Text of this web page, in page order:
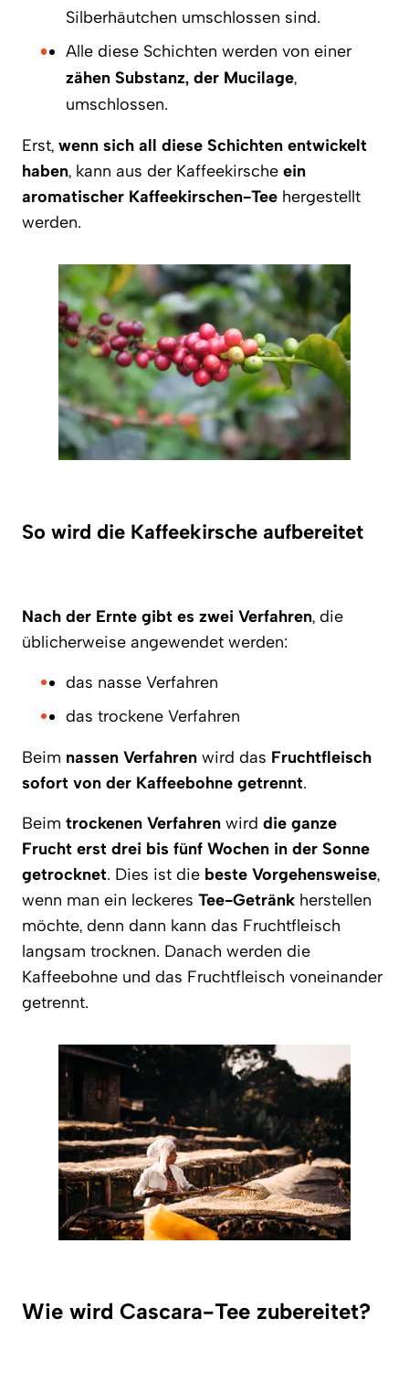
Silberhäutchen umschlossen sind.
Alle diese Schichten werden von einer
zähen Substanz, der Mucilage,
umschlossen.
Erst, wenn sich all diese Schichten entwickelt
haben, kann aus der Kaffeekirsche ein
aromatischer Kaffeekirschen-Tee hergestellt
werden.
So wird die Kaffeekirsche aufbereitet
Nach der Ernte gibt es zwei Verfahren, die
üblicherweise angewendet werden:
das nasse Verfahren
das trockene Verfahren
Beim nassen Verfahren wird das Fruchtfleisch
sofort von der Kaffeebohne getrennt.
Beim trockenen Verfahren wird die ganze
Frucht erst drei bis fünf Wochen in der Sonne
getrocknet. Dies ist die beste Vorgehensweise,
wenn man ein leckeres Tee-Getränk herstellen
möchte, denn dann kann das Fruchtfleisch
langsam trocknen. Danach werden die
Kaffeebohne und das Fruchtfleisch voneinander
getrennt.
Wie wird Cascara-Tee zubereitet?